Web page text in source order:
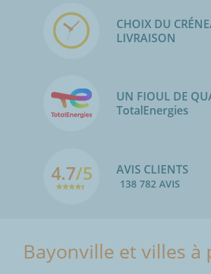
CHOIX DU
LIVRAISON
UN FIOUL DE
TotalEnergies
4.7/5 AVIS CLIENTS
138 782 AVIS
Bayonville et villes